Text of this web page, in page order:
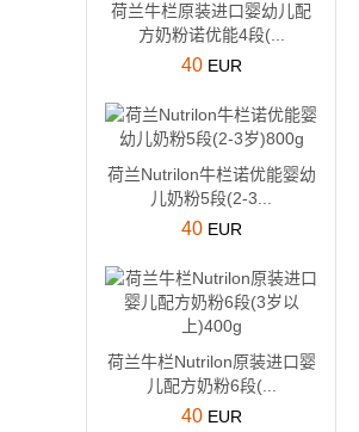
荷兰牛栏原装进口婴幼儿配
方奶粉诺优能4段(...
40EUR
荷兰Nutrilon牛栏诺优能婴幼
儿奶粉5段(2-3...
40EUR
荷兰牛栏Nutrilon原装进口婴
儿配方奶粉6段(...
40EUR